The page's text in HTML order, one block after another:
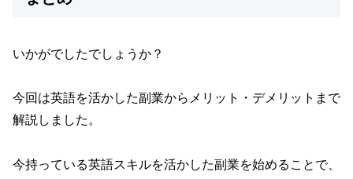
いかがでしたでしょうか？
今回は英語を活かした副業からメリット・デメリットまで
解説しました。
今持っている英語スキルを活かした副業を始めることで、